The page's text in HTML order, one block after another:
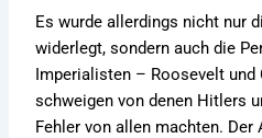
Es wurde allerdings nicht nur
widerlegt, sondern auch die
Imperialisten – Roosevelt und
schweigen von denen Hitlers
Fehler von allen machten. Der